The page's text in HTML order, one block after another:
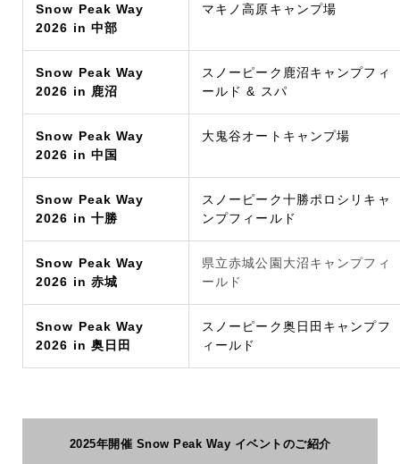
Snow Peak Way
2026 in 中部
マキノ高原キャンプ場
Snow Peak Way
2026 in 鹿沼
スノーピーク鹿沼キャンプフィ
ールド & スパ
Snow Peak Way
2026 in 中国
大鬼谷オートキャンプ場
Snow Peak Way
2026 in 十勝
スノーピーク十勝ポロシリキャ
ンプフィールド
Snow Peak Way
2026 in 赤城
県立赤城公園大沼キャンプフィ
ールド
Snow Peak Way
2026 in 奥日田
スノーピーク奥日田キャンプフ
ィールド
2025年開催 Snow Peak Way イベントのご紹介